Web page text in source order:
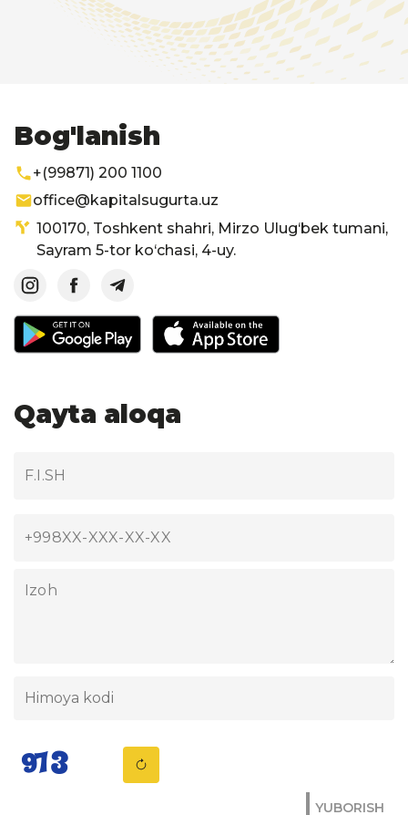
Bog'lanish
+(99871) 200 1100
office@kapitalsugurta.uz
100170, Toshkent shahri, Mirzo Ulug‘bek tumani,
Sayram 5-tor ko‘chasi, 4-uy.
Qayta aloqa
YUBORISH